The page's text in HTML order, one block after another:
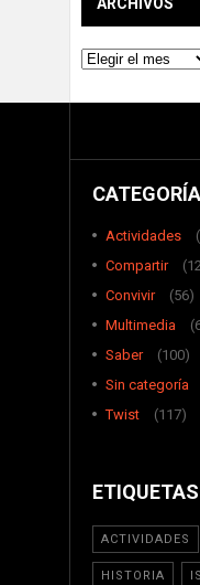
ARCHIVOS
Archivos
Actividades
Compartir
Convivir
(56)
Multimedia
Saber
(100)
Sin categoría
Twist
(117)
ETIQUETAS
ACTIVIDADES
HISTORIA